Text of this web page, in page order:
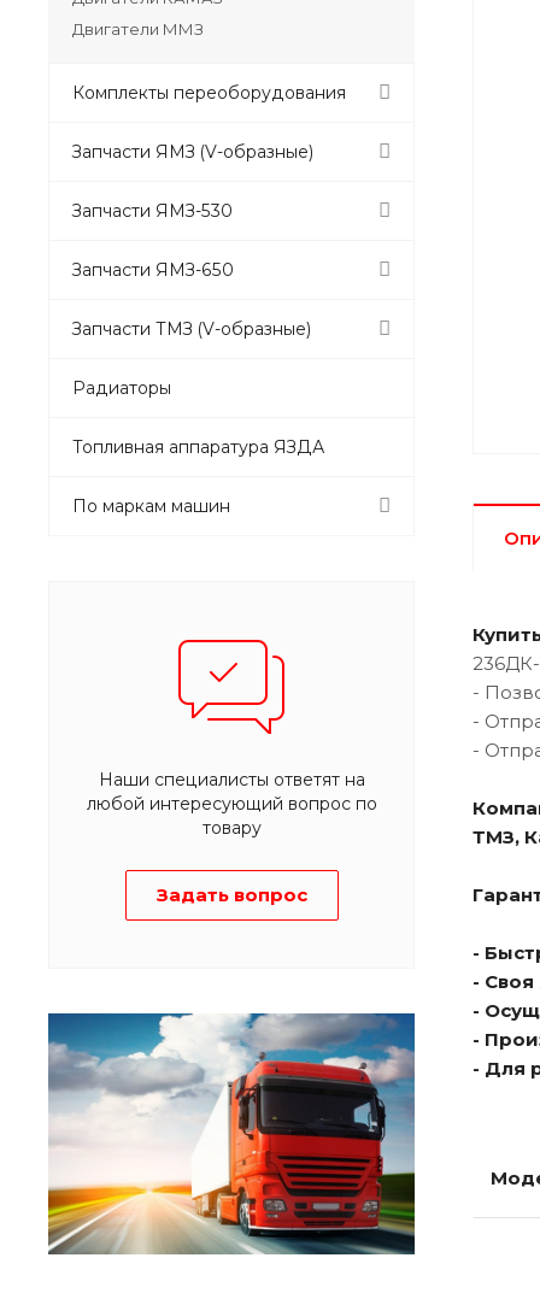
236ДК-
-
-
-
ТМЗ,
-
-
-
-
- Для
Двигатели ММЗ
Комплекты переоборудования
Запчасти ЯМЗ (V-образные)
Запчасти ЯМЗ-530
Запчасти ЯМЗ-650
Запчасти ТМЗ (V-образные)
Радиаторы
Топливная аппаратура ЯЗДА
По маркам машин
Наши специалисты ответят на
любой интересующий вопрос по
товару
Задать вопрос